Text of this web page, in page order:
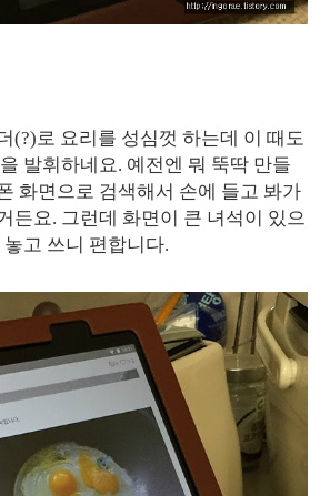
(?)로 요리를 성심껏 하는데 이 때도
발휘하네요. 예전엔 뭐 뚝딱 만들
화면으로 검색해서 손에 들고 봐가
든요. 그런데 화면이 큰 녀석이 있으
고 쓰니 편합니다.